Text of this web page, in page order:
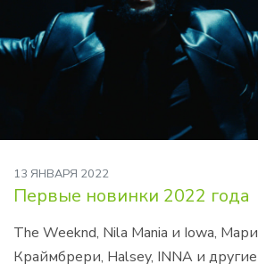
13 ЯНВАРЯ 2022
Первые новинки 2022 года
The Weeknd, Nila Mania и Iowa, Мари
Краймбрери, Halsey, INNA и другие